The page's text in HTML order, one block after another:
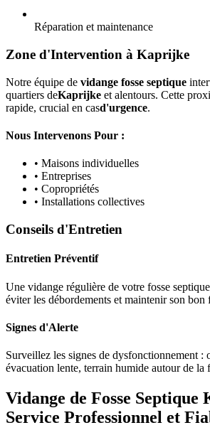
Réparation et maintenance
Zone d'Intervention à Kaprijke
Notre équipe de vidange fosse septique
quartiers deKaprijke et alentours. Cette
rapide, crucial en casd'urgence.
Nous Intervenons Pour :
• Maisons individuelles
• Entreprises
• Copropriétés
• Installations collectives
Conseils d'Entretien
Entretien Préventif
Une vidange régulière de votre fosse
éviter les débordements et maintenir son bon
Signes d'Alerte
Surveillez les signes de dysfonctionnement :
évacuation lente, terrain humide autour de la
Vidange de Fosse
Service Professionnel et